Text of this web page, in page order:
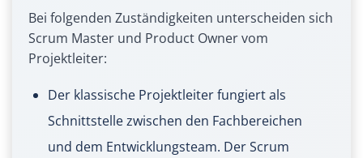
Bei folgenden Zuständigkeiten unterscheiden sich
Scrum Master und Product Owner vom
Projektleiter:
Der klassische Projektleiter fungiert als
Schnittstelle zwischen den Fachbereichen
und dem Entwicklungsteam. Der Scrum